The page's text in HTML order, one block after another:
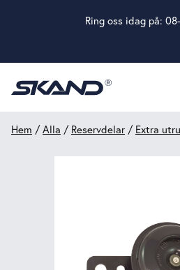
Ring oss idag på:
Hem /Alla / Reservdelar / Extra